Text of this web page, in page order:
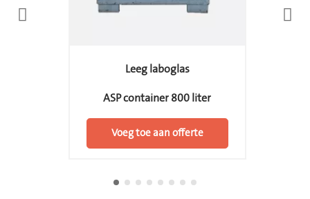
Leeg laboglas
ASP container 800 liter
Voeg toe aan offerte